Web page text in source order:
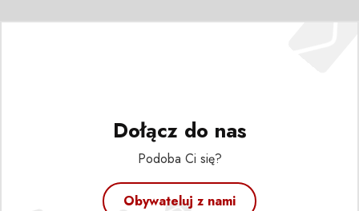
Dołącz do nas
Podoba Ci się?
Obywateluj z nami